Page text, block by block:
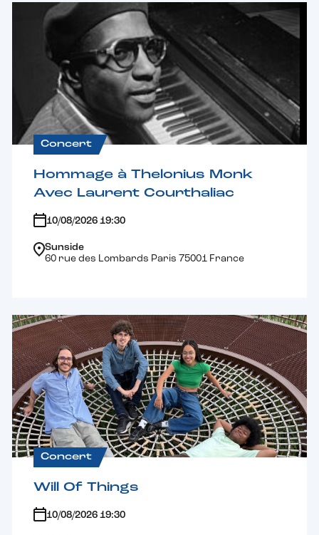
Concert
Hommage à Thelonius Monk
Avec Laurent Courthaliac
10/08/2026 19:30
Sunside
60 rue des Lombards Paris 75001 France
Concert
Will Of Things
10/08/2026 19:30